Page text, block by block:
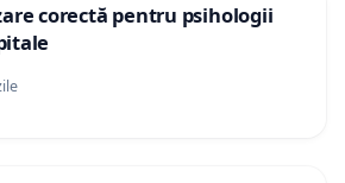
corectă pentru psihologii